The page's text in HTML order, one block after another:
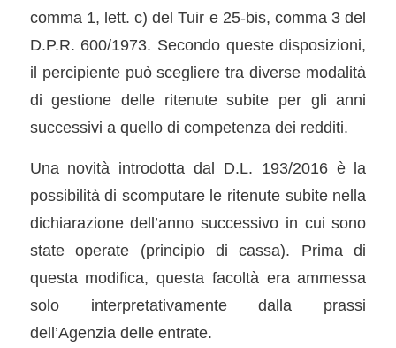
comma 1, lett. c) del Tuir e 25-bis, comma 3 del
D.P.R. 600/1973. Secondo queste disposizioni,
il percipiente può scegliere tra diverse modalità
di gestione delle ritenute subite per gli anni
successivi a quello di competenza dei redditi.
Una novità introdotta dal D.L. 193/2016 è la
possibilità di scomputare le ritenute subite nella
dichiarazione dell’anno successivo in cui sono
state operate (principio di cassa). Prima di
questa modifica, questa facoltà era ammessa
solo interpretativamente dalla prassi
dell’Agenzia delle entrate.